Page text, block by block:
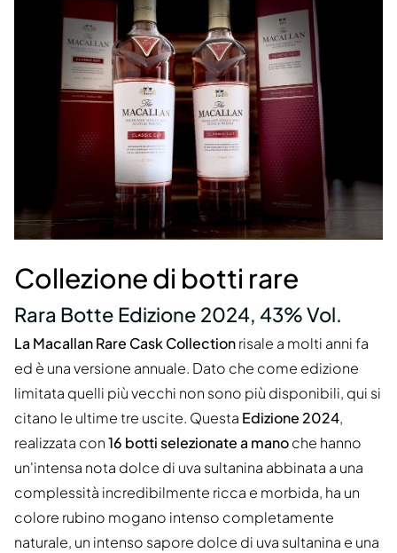
Collezione di botti rare
Rara Botte Edizione 2024, 43% Vol.
La Macallan Rare Cask Collectionrisale a molti anni fa
ed è una versione annuale. Dato che come edizione
limitata quelli più vecchi non sono più disponibili, qui si
citano le ultime tre uscite. Questa Edizione 2024,
realizzata con16 botti selezionate a manoche hanno
un'intensa nota dolce di uva sultanina abbinata a una
complessità incredibilmente ricca e morbida, ha un
colore rubino mogano intenso completamente
naturale, un intenso sapore dolce di uva sultanina e una